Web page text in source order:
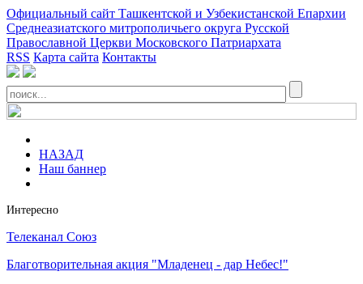
Официальный сайт Ташкентской и Узбекистанской Епархии
Среднеазиатского митрополичьего округа Русской
Православной Церкви Московского Патриархата
RSS Карта сайта Контакты
НАЗАД
Наш баннер
Интересно
Телеканал Союз
Благотворительная акция "Младенец - дар Небес!"